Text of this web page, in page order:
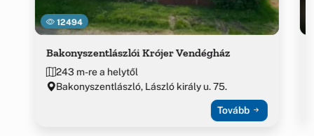
12494
Bakonyszentlászlói Krójer Vendégház
243 m-re a helytől
Bakonyszentlászló, László király u. 75.
Tovább